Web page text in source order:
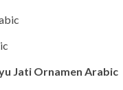
Jati Ornamen Arabic